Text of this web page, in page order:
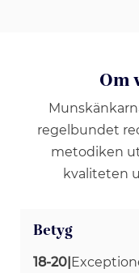
Om
regelbundet
metodiken
kvaliteten
Betyg
18-20|